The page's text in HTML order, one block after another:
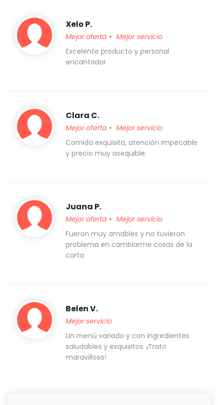
Xelo P.
Mejor oferta
Mejor servicio
Excelente producto y personal
encantador
Clara C.
Mejor oferta
Mejor servicio
Comida exquisita, atención impecable
y precio muy asequible.
Juana P.
Mejor oferta
Mejor servicio
Fueron muy amables y no tuvieron
problema en cambiarme cosas de la
carta
Belen V.
Mejor servicio
Un menú variado y con ingredientes
saludables y exquisitos. ¡Trato
maravilloso!